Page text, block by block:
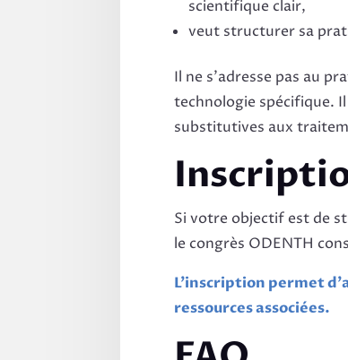
scientifique clair,
veut structurer sa
Il ne s’adresse pas au
technologie spécifique.
substitutives aux
Si votre objectif est de
le congrès ODENTH
L’inscription permet
ressources associées.